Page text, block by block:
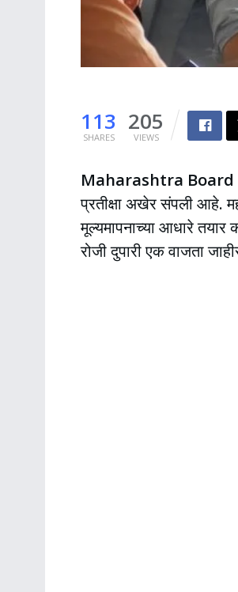
113
SHARES
205
VIEWS
Maharashtra Board
प्रतीक्षा अखेर संपली आहे.
मूल्यमापनाच्या आधारे
रोजी दुपारी एक वाजता